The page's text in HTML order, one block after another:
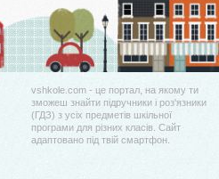
vshkole.com - це портал, на якому ти
зможеш знайти підручники і роз'язники
(ГДЗ) з усіх предметів шкільної
програми для різних класів. Сайт
адаптовано під твій смартфон.